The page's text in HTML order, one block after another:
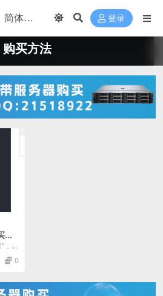
登录
购买方法
方
，可
即
0